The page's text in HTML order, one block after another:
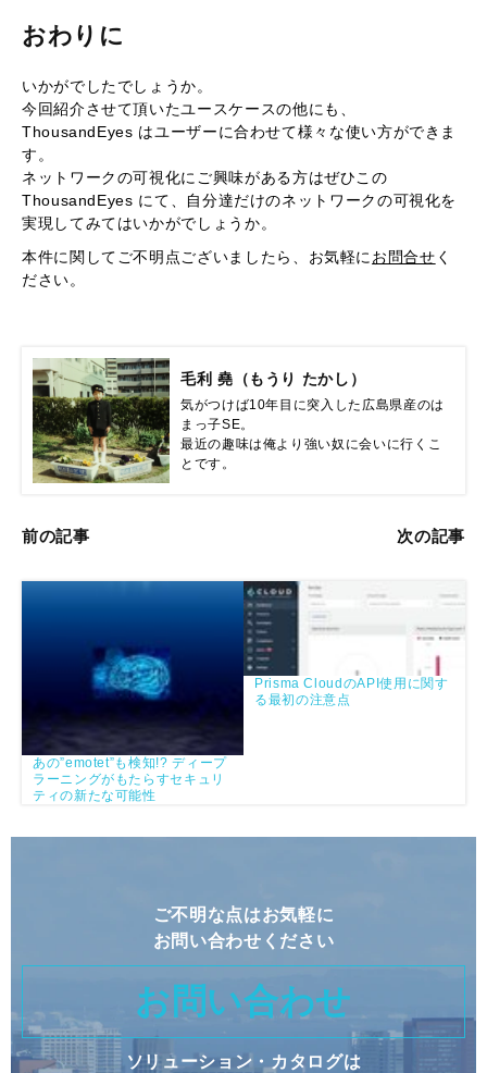
おわりに
いかがでしたでしょうか。
今回紹介させて頂いたユースケースの他にも、
ThousandEyes はユーザーに合わせて様々な使い方ができま
す。
ネットワークの可視化にご興味がある方はぜひこの
ThousandEyes にて、自分達だけのネットワークの可視化を
実現してみてはいかがでしょうか。
本件に関してご不明点ございましたら、お気軽に お問合せ く
ださい。
毛利 堯（もうり たかし）
気がつけば10年目に突入した広島県産のは
まっ子SE。
最近の趣味は俺より強い奴に会いに行くこ
とです。
前の記事
あの”emotet”も検知!? ディープ
ラーニングがもたらすセキュリ
ティの新たな可能性
次の記事
Prisma CloudのAPI使用に関す
る最初の注意点
ご不明な点はお気軽に
お問い合わせください
お問い合わせ
ソリューション・カタログは